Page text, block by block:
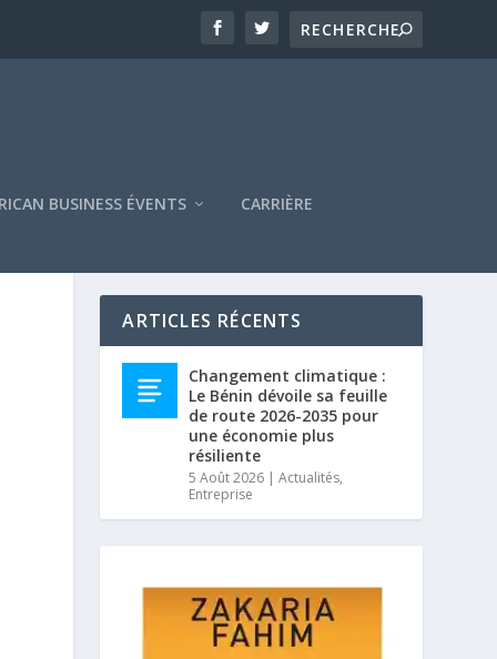
BUSINESS ÉVENTS CARRIÈRE
ARTICLES RÉCENTS
Changement climatique :
Le Bénin dévoile sa feuille
de route 2026-2035 pour
une économie plus
résiliente
5 Août 2026 |Actualités,
Entreprise